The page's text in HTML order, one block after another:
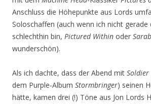
Anschluss die Höhepunkte aus Lords
Soloschaffen (auch wenn ich nicht gerade
schlechthin bin, Pictured Within oder
wunderschön).
Als ich dachte, dass der Abend mit
dem Purple-Album Stormbringer) seinen
hätte, kamen drei (!) Töne aus Jon Lords